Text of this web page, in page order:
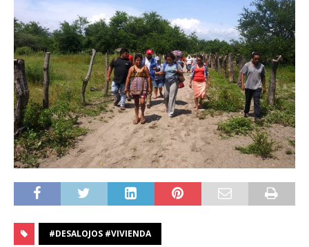
#DESALOJOS #VIVIENDA